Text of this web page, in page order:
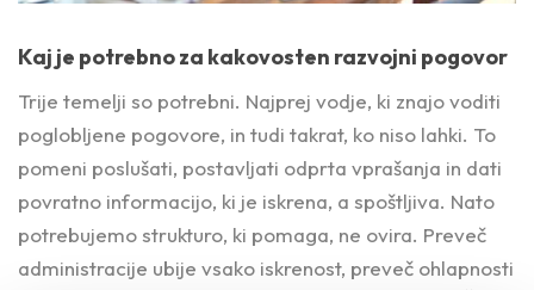
Kaj je potrebno za kakovosten razvojni pogovor
Trije temelji so potrebni. Najprej vodje, ki znajo voditi
poglobljene pogovore, in tudi takrat, ko niso lahki. To
pomeni poslušati, postavljati odprta vprašanja in dati
povratno informacijo, ki je iskrena, a spoštljiva. Nato
potrebujemo strukturo, ki pomaga, ne ovira. Preveč
administracije ubije vsako iskrenost, preveč ohlapnosti